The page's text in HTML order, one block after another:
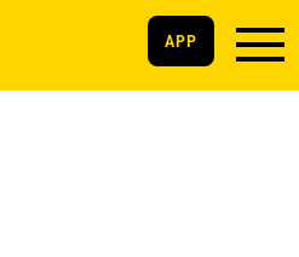
APP